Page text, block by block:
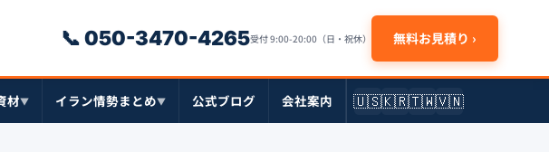
📞 050-3470-4265受付 9:00-20:00（日・祝休） 無料お見積り ›
材▼ イラン情勢まとめ▼ 公式ブログ 会社案内 🇺🇸🇰🇷🇹🇼🇻🇳